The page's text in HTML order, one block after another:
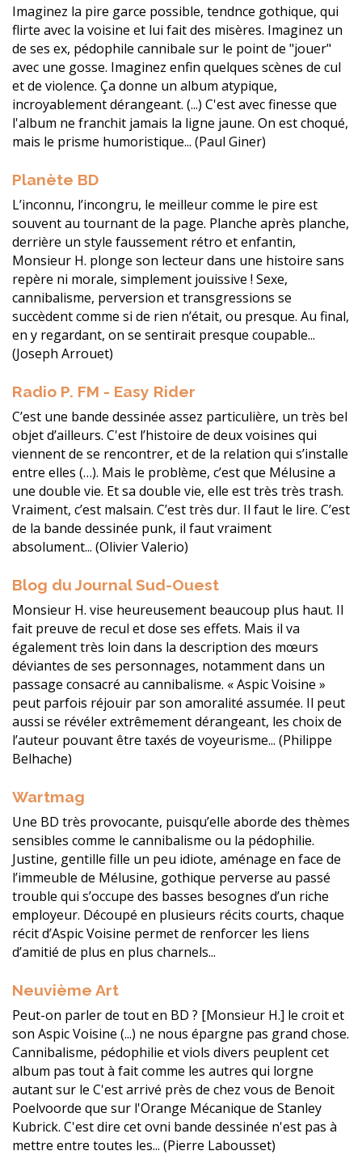
Imaginez la pire garce possible, tendnce gothique, qui
flirte avec la voisine et lui fait des misères. Imaginez un
de ses ex, pédophile cannibale sur le point de "jouer"
avec une gosse. Imaginez enfin quelques scènes de cul
et de violence. Ça donne un album atypique,
incroyablement dérangeant. (...) C'est avec finesse que
l'album ne franchit jamais la ligne jaune. On est choqué,
mais le prisme humoristique... (Paul Giner)
Planète BD
L’inconnu, l’incongru, le meilleur comme le pire est
souvent au tournant de la page. Planche après planche,
derrière un style faussement rétro et enfantin,
Monsieur H. plonge son lecteur dans une histoire sans
repère ni morale, simplement jouissive ! Sexe,
cannibalisme, perversion et transgressions se
succèdent comme si de rien n’était, ou presque. Au final,
en y regardant, on se sentirait presque coupable...
(Joseph Arrouet)
Radio P. FM - Easy Rider
C’est une bande dessinée assez particulière, un très bel
objet d’ailleurs. C'est l’histoire de deux voisines qui
viennent de se rencontrer, et de la relation qui s’installe
entre elles (…). Mais le problème, c’est que Mélusine a
une double vie. Et sa double vie, elle est très très trash.
Vraiment, c’est malsain. C’est très dur. Il faut le lire. C’est
de la bande dessinée punk, il faut vraiment
absolument... (Olivier Valerio)
Blog du Journal Sud-Ouest
Monsieur H. vise heureusement beaucoup plus haut. Il
fait preuve de recul et dose ses effets. Mais il va
également très loin dans la description des mœurs
déviantes de ses personnages, notamment dans un
passage consacré au cannibalisme. « Aspic Voisine »
peut parfois réjouir par son amoralité assumée. Il peut
aussi se révéler extrêmement dérangeant, les choix de
l’auteur pouvant être taxés de voyeurisme... (Philippe
Belhache)
Wartmag
Une BD très provocante, puisqu’elle aborde des thèmes
sensibles comme le cannibalisme ou la pédophilie.
Justine, gentille fille un peu idiote, aménage en face de
l’immeuble de Mélusine, gothique perverse au passé
trouble qui s’occupe des basses besognes d’un riche
employeur. Découpé en plusieurs récits courts, chaque
récit d’Aspic Voisine permet de renforcer les liens
d’amitié de plus en plus charnels...
Neuvième Art
Peut-on parler de tout en BD ? [Monsieur H.] le croit et
son Aspic Voisine (...) ne nous épargne pas grand chose.
Cannibalisme, pédophilie et viols divers peuplent cet
album pas tout à fait comme les autres qui lorgne
autant sur le C'est arrivé près de chez vous de Benoit
Poelvoorde que sur l'Orange Mécanique de Stanley
Kubrick. C'est dire cet ovni bande dessinée n'est pas à
mettre entre toutes les... (Pierre Labousset)